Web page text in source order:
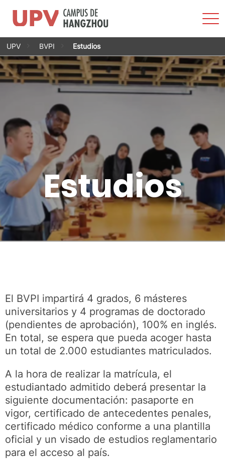
Saltar
contenido
UPV BVPI Estudios
Estudios
El BVPI impartirá 4 grados, 6 másteres
universitarios y 4 programas de doctorado
(pendientes de aprobación), 100% en inglés.
En total, se espera que pueda acoger hasta
un total de 2.000 estudiantes matriculados.
A la hora de realizar la matrícula, el
estudiantado admitido deberá presentar la
siguiente documentación: pasaporte en
vigor, certificado de antecedentes penales,
certificado médico conforme a una plantilla
oficial y un visado de estudios reglamentario
para el acceso al país.